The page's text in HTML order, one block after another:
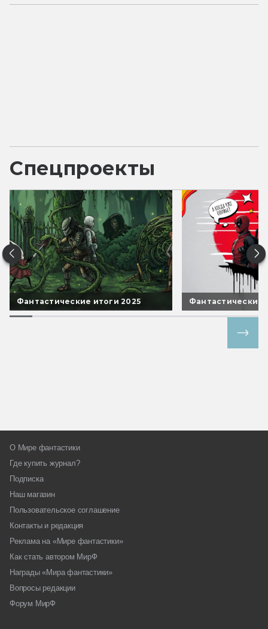
Спецпроекты
Фантастические итоги 2025 Фантастические
О Мире фантастики
Где купить журнал?
Подписка
Наш магазин
Пользовательское соглашение
Контакты и редакция
Реклама на «Мире фантастики»
Как стать автором МирФ
Награды «Мира фантастики»
Вопросы редакции
Форум МирФ